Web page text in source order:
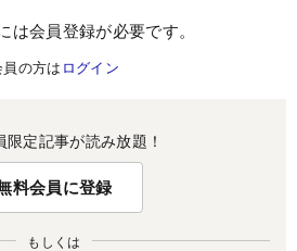
は会員登録が必要です。
の方は ログイン
限定記事が読み放題！
料会員に登録
もしくは